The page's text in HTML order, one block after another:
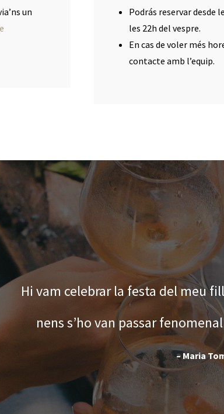
un
Podrás reservar desde
les 22h del vespre.
En cas de voler més
contacte amb l’equip.
Hi vam celebrar la festa del meu
nens s’ho van passar
–Maria